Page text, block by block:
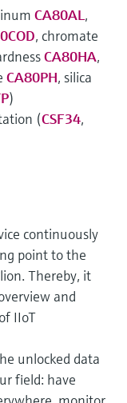
CA80AL,
, chromate
CA80HA,
CA80PH, silica
)
(CSF34,
continuously
point to the
Thereby, it
and
IIoT
unlocked data
field: have